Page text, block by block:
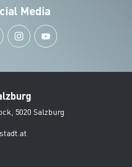
Media
5020 Salzburg